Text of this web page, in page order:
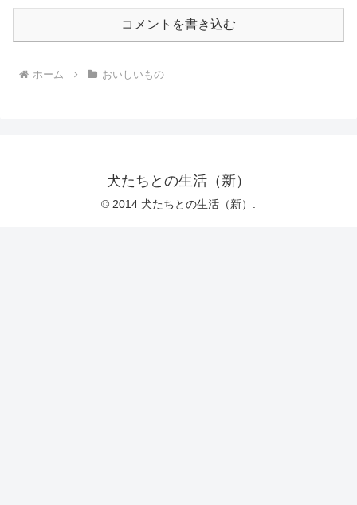
コメントを書き込む
ホーム おいしいもの
犬たちとの生活（新）
© 2014 犬たちとの生活（新）.